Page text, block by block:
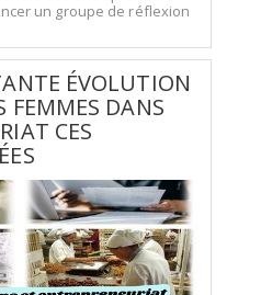
un groupe de réflexion
ÉVOLUTION
FEMMES DANS
CES